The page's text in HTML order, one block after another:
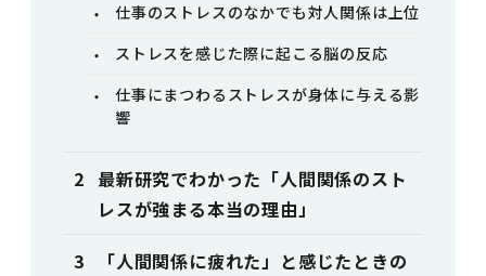
仕事のストレスのなかでも対人関係は上位
ストレスを感じた際に起こる脳の反応
仕事にまつわるストレスが身体に与える影
響
最新研究でわかった「人間関係のスト
レスが強まる本当の理由」
「人間関係に疲れた」と感じたときの